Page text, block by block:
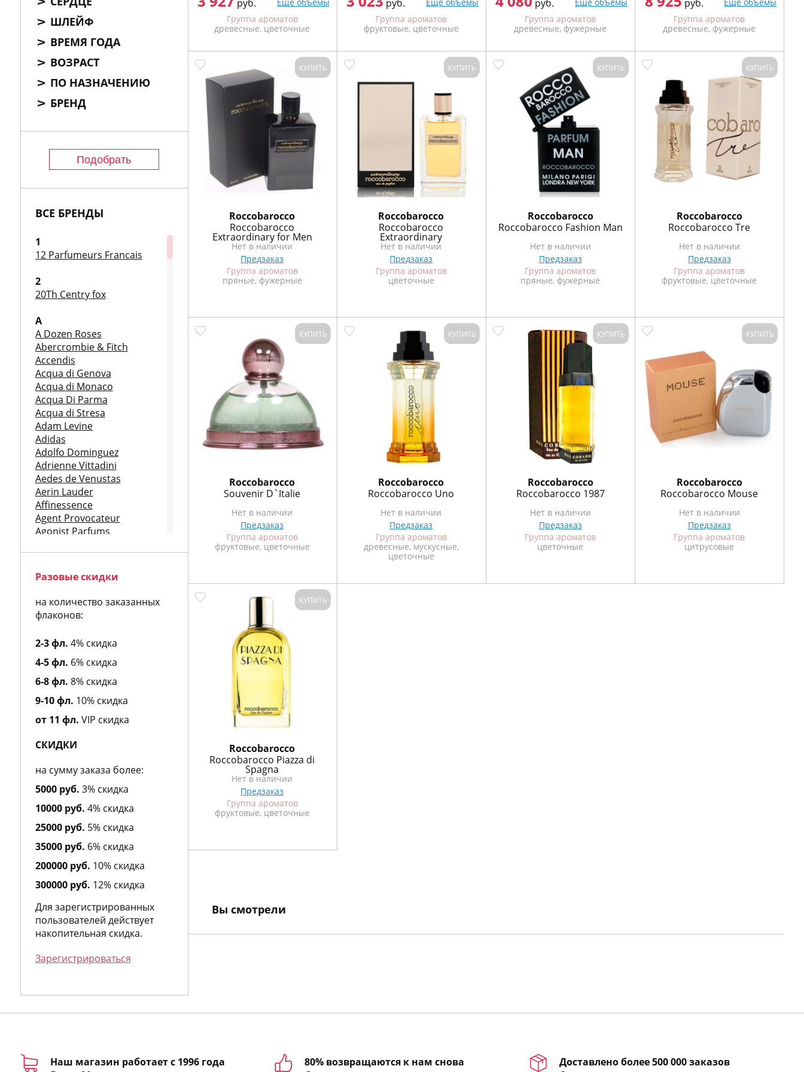
ШЛЕЙФ
ВРЕМЯ ГОДА
ВОЗРАСТ
ПО НАЗНАЧЕНИЮ
БРЕНД
ВСЕ БРЕНДЫ
1
12 Parfumeurs Francais
2
20Th Centry fox
A
A Dozen Roses
Abercrombie & Fitch
Accendis
Acqua di Genova
Acqua di Monaco
Acqua Di Parma
Acqua di Stresa
Adam Levine
Adidas
Adolfo Dominguez
Adrienne Vittadini
Aedes de Venustas
Aerin Lauder
Affinessence
Agent Provocateur
Agonist Parfums
Ajmal
Al Hamatt
Al Jazeera
Alain Delon
Albert Nipon
Alberta Feretti
Alessandro Dell Acqua
Alexa Lixfeld
Alexander McQueen
Alexandre J
Alfred Dunhill
Alfred Sung
Alviero Martini
Alyson Oldoini
Amouage
Amzan
Andre d`Archer
Andrea Maack
Andree Putman
Andy Roddick
Angel Schlesser
Angry Birds
Anna Sui
Anne Fontaine
Annick Goutal
Antonia`s Flowers
Antonio Banderas
Antonio Fusco
Antonio Puig
Aramis
Разовые скидки
на количество заказанных
флаконов:
2-3 фл. 4% скидка
4-5 фл. 6% скидка
6-8 фл. 8% скидка
9-10 фл. 10% скидка
от 11 фл. VIP скидка
СКИДКИ
на сумму заказа более:
5000 руб. 3% скидка
10000 руб. 4% скидка
25000 руб. 5% скидка
35000 руб. 6% скидка
200000 руб. 10% скидка
300000 руб. 12% скидка
Для зарегистрированных
пользователей действует
накопительная скидка.
Зарегистрироваться
руб.
Группа ароматов
древесные, цветочные
руб.
Группа ароматов
фруктовые, цветочные
руб.
Группа ароматов
древесные, фужерные
руб.
Группа ароматов
древесные, фужерные
КУПИТЬ
Roccobarocco
Roccobarocco
Extraordinary for Men
Нет в наличии
Предзаказ
Группа ароматов
пряные, фужерные
КУПИТЬ
Roccobarocco
Roccobarocco
Extraordinary
Нет в наличии
Предзаказ
Группа ароматов
цветочные
КУПИТЬ
Roccobarocco
Roccobarocco Fashion Man
Нет в наличии
Предзаказ
Группа ароматов
пряные, фужерные
КУПИТЬ
Roccobarocco
Roccobarocco Tre
Нет в наличии
Предзаказ
Группа ароматов
фруктовые, цветочные
КУПИТЬ
Roccobarocco
Souvenir D`Italie
Нет в наличии
Предзаказ
Группа ароматов
фруктовые, цветочные
КУПИТЬ
Roccobarocco
Roccobarocco Uno
Нет в наличии
Предзаказ
Группа ароматов
древесные, мускусные,
цветочные
КУПИТЬ
Roccobarocco
Roccobarocco 1987
Нет в наличии
Предзаказ
Группа ароматов
цветочные
КУПИТЬ
Roccobarocco
Roccobarocco Mouse
Нет в наличии
Предзаказ
Группа ароматов
цитрусовые
КУПИТЬ
Roccobarocco
Roccobarocco Piazza di
Spagna
Нет в наличии
Предзаказ
Группа ароматов
фруктовые, цветочные
Вы смотрели
Наш магазин работает с 1996 года
80% возвращаются к нам снова
Доставлено более 500 000 заказов
06
81